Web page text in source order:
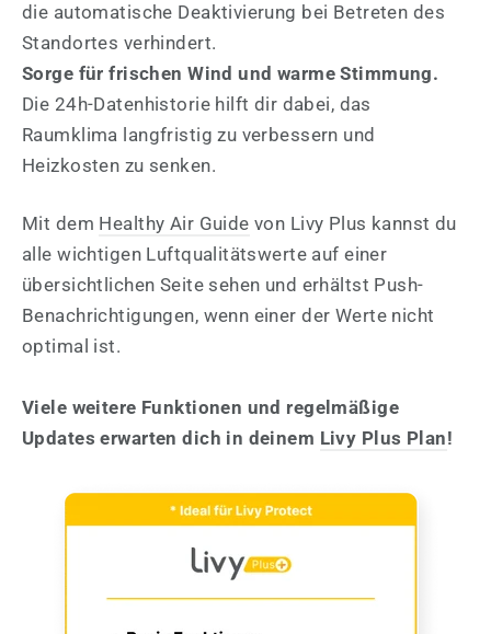
die automatische Deaktivierung bei Betreten des
Standortes verhindert.
Sorge für frischen Wind und warme Stimmung.
Die 24h-Datenhistorie hilft dir dabei, das
Raumklima langfristig zu verbessern und
Heizkosten zu senken.
Mit dem Healthy Air Guide von Livy Plus kannst du
alle wichtigen Luftqualitätswerte auf einer
übersichtlichen Seite sehen und erhältst Push-
Benachrichtigungen, wenn einer der Werte nicht
optimal ist.
Viele weitere Funktionen und regelmäßige
Updates erwarten dich in deinem Livy Plus Plan!